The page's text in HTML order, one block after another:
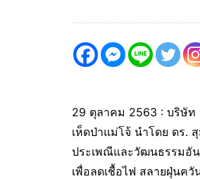
29 ตุลาคม 2563 : บริษัท
เห็ดป่าแม่โจ้ นำโดย ดร.
ประเพณีและวัฒนธรรมอัน
เพื่อลดเชื้อไฟ สลายฝุ่นค